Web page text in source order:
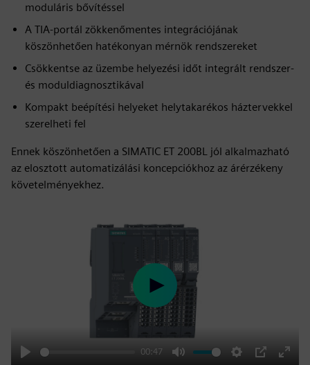
moduláris bővítéssel
A TIA-portál zökkenőmentes integrációjának
köszönhetően hatékonyan mérnök rendszereket
Csökkentse az üzembe helyezési időt integrált rendszer-
és moduldiagnosztikával
Kompakt beépítési helyeket helytakarékos háztervekkel
szerelheti fel
Ennek köszönhetően a SIMATIC ET 200BL jól alkalmazható
az elosztott automatizálási koncepciókhoz az árérzékeny
követelményekhez.
00:47
Play